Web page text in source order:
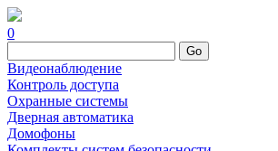
0
Go
Видеонаблюдение
Контроль доступа
Охранные системы
Дверная автоматика
Домофоны